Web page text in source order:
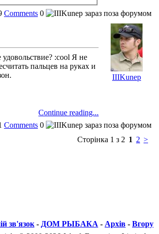
Comments 0
удовольствие? :cool Я не
пальцев на руках и
Continue reading...
IIIKunep
Comments 0
Сторінка 1 з 2 1 2 >
зв'язок - ДОМ РЫБАКА - Архів - Вгору